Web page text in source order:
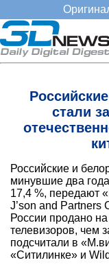
стали
Российские и
минувшие два
17,4 %, передают «
J’son and Partners
России продано
телевизоров, чем
подсчитали в
«Ситилинке» и